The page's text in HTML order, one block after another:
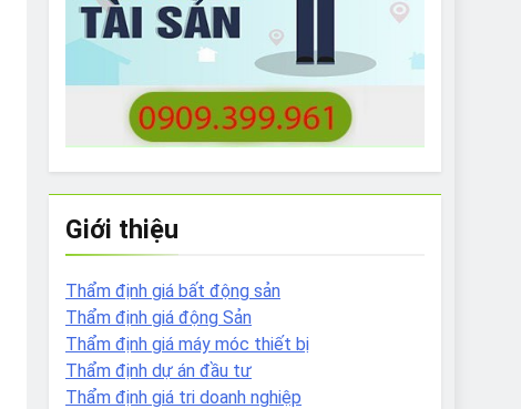
Giới thiệu
Thẩm định giá bất động sản
Thẩm định giá động Sản
Thẩm định giá máy móc thiết bị
Thẩm định dự án đầu tư
Thẩm định giá tri doanh nghiệp